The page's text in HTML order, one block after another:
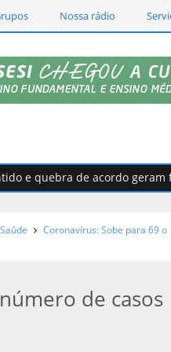
Nossa rádio
quebra de acordo geram forte
Saúde
Coronavírus: Sobe para 69 o
de casos